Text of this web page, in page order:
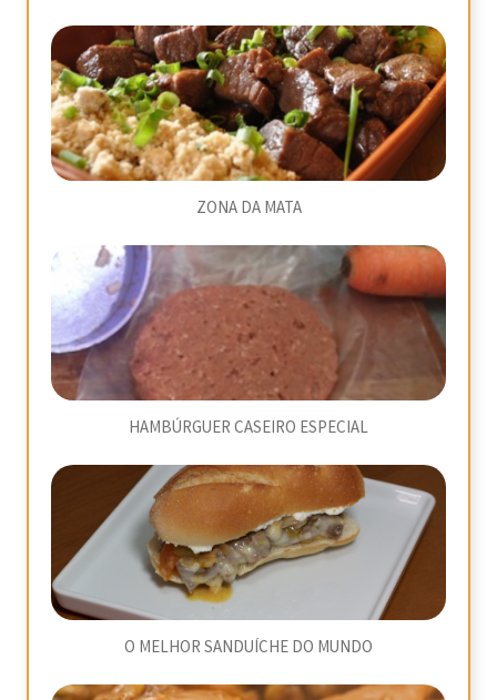
ZONA DA MATA
HAMBÚRGUER CASEIRO ESPECIAL
O MELHOR SANDUÍCHE DO MUNDO